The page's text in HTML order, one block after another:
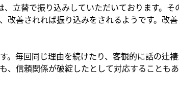
立替で振り込みしていただいております。そ
改善されれば振り込みをされるようです。改
。毎回同じ理由を続けたり、客観的に話の辻褄
、信頼関係が破綻したとして対応することもあ